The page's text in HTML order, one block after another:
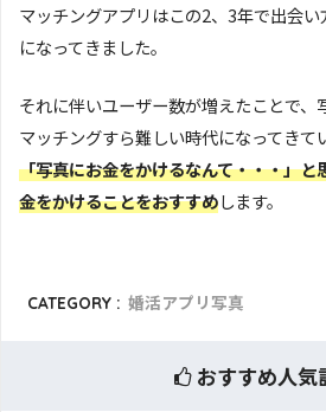
マッチングアプリはこの2、3年で出会
になってきました。
それに伴いユーザー数が増えたことで、
マッチングすら難しい時代になってきて
「写真にお金をかけるなんて・・・」と
金をかけることをおすすめします。
CATEGORY : 婚活アプリ写真
おすすめ人気